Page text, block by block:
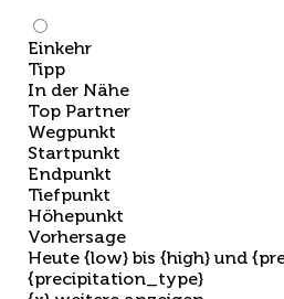
Einkehr
Tipp
In der Nähe
Top Partner
Wegpunkt
Startpunkt
Endpunkt
Tiefpunkt
Höhepunkt
Vorhersage
Heute {low} bis {high} und
{precipitation_type}